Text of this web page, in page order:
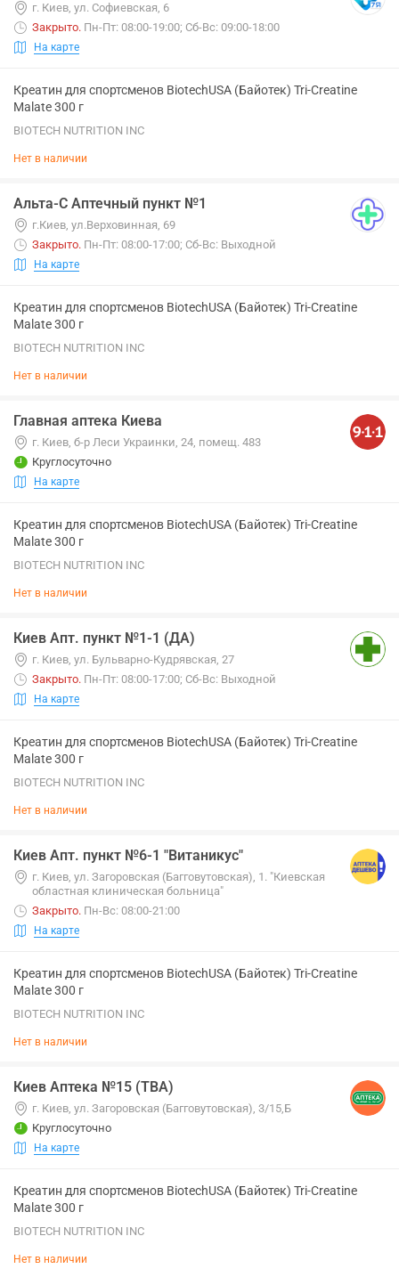
г. Киев, ул. Софиевская, 6
Закрыто. Пн-Пт: 08:00-19:00; Сб-Вс: 09:00-18:00
На карте
Креатин для спортсменов BiotechUSA (Байотек) Tri-Creatine
Malate 300 г
BIOTECH NUTRITION INC
Нет в наличии
Альта-С Аптечный пункт №1
г.Киев, ул.Верховинная, 69
Закрыто. Пн-Пт: 08:00-17:00; Сб-Вс: Выходной
На карте
Креатин для спортсменов BiotechUSA (Байотек) Tri-Creatine
Malate 300 г
BIOTECH NUTRITION INC
Нет в наличии
Главная аптека Киева
г. Киев, б-р Леси Украинки, 24, помещ. 483
Круглосуточно
На карте
Креатин для спортсменов BiotechUSA (Байотек) Tri-Creatine
Malate 300 г
BIOTECH NUTRITION INC
Нет в наличии
Киев Апт. пункт №1-1 (ДА)
г. Киев, ул. Бульварно-Кудрявская, 27
Закрыто. Пн-Пт: 08:00-17:00; Сб-Вс: Выходной
На карте
Креатин для спортсменов BiotechUSA (Байотек) Tri-Creatine
Malate 300 г
BIOTECH NUTRITION INC
Нет в наличии
Киев Апт. пункт №6-1 "Витаникус"
г. Киев, ул. Загоровская (Багговутовская), 1. "Киевская
областная клиническая больница"
Закрыто. Пн-Вс: 08:00-21:00
На карте
Креатин для спортсменов BiotechUSA (Байотек) Tri-Creatine
Malate 300 г
BIOTECH NUTRITION INC
Нет в наличии
Киев Аптека №15 (ТВА)
г. Киев, ул. Загоровская (Багговутовская), 3/15,Б
Круглосуточно
На карте
Креатин для спортсменов BiotechUSA (Байотек) Tri-Creatine
Malate 300 г
BIOTECH NUTRITION INC
Нет в наличии